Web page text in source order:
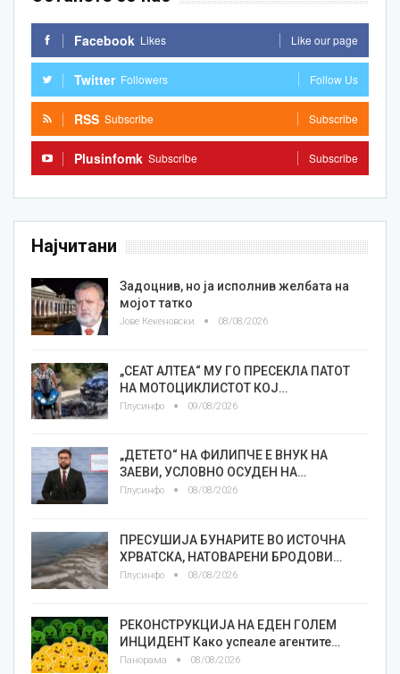
Facebook Likes Like our page
Twitter Followers Follow Us
RSS Subscribe Subscribe
Plusinfomk Subscribe Subscribe
Најчитани
Задоцнив, но ја исполнив желбата на
мојот татко
Јове Кекеновски 08/08/2026
„СЕАТ АЛТЕА“ МУ ГО ПРЕСЕКЛА ПАТОТ
НА МОТОЦИКЛИСТОТ КОЈ…
Плусинфо 09/08/2026
„ДЕТЕТО“ НА ФИЛИПЧЕ Е ВНУК НА
ЗАЕВИ, УСЛОВНО ОСУДЕН НА…
Плусинфо 08/08/2026
ПРЕСУШИЈА БУНАРИТЕ ВО ИСТОЧНА
ХРВАТСКА, НАТОВАРЕНИ БРОДОВИ…
Плусинфо 08/08/2026
РЕКОНСТРУКЦИЈА НА ЕДЕН ГОЛЕМ
ИНЦИДЕНТ Како успеале агентите…
Панорама 08/08/2026